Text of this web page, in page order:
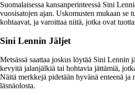
Suomalaisessa kansanperinteessä Sini
vuosisatojen ajan. Uskomusten mukaan se
kohtaavat, ja varoittaa niitä, jotka ovat
Sini Lennin Jäljet
Metsässä saattaa joskus löytää Sini Lennin
kevyitä jalanjälkiä tai hohtavia jättämiä,
Näitä merkkejä pidetään hyvänä enteenä
läsnäolosta.